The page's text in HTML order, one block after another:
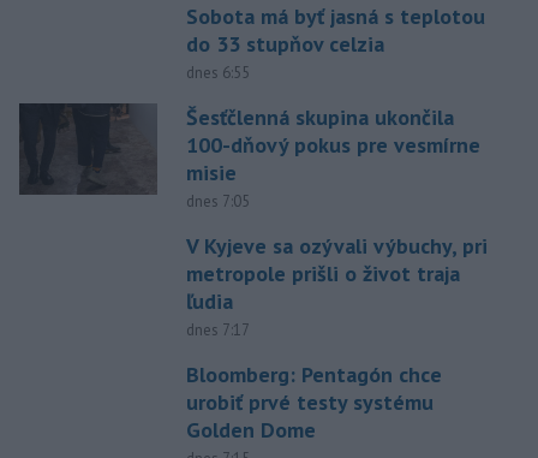
Sobota má byť jasná s teplotou
do 33 stupňov celzia
dnes 6:55
Šesťčlenná skupina ukončila
100-dňový pokus pre vesmírne
misie
dnes 7:05
V Kyjeve sa ozývali výbuchy, pri
metropole prišli o život traja
ľudia
dnes 7:17
Bloomberg: Pentagón chce
urobiť prvé testy systému
Golden Dome